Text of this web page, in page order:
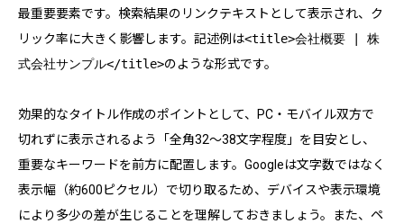
最重要要素です。検索結果のリンクテキストとして表示され、ク
リック率に大きく影響します。記述例は<title>会社概要 | 株
式会社サンプル</title>のような形式です。
効果的なタイトル作成のポイントとして、PC・モバイル双方で
切れずに表示されるよう「全角32〜38文字程度」を目安とし、
重要なキーワードを前方に配置します。Googleは文字数ではなく
表示幅（約600ピクセル）で切り取るため、デバイスや表示環境
により多少の差が生じることを理解しておきましょう。また、ペ